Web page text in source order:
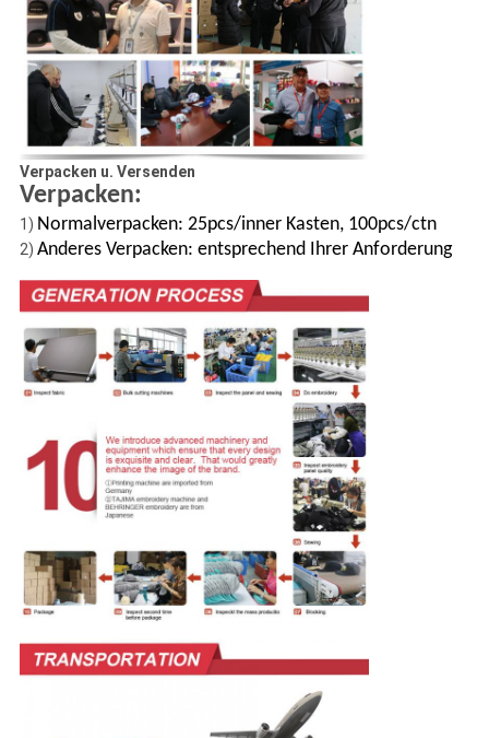
Verpacken u. Versenden
Verpacken:
1) Normalverpacken: 25pcs/inner Kasten, 100pcs/ctn
2) Anderes Verpacken: entsprechend Ihrer Anforderung